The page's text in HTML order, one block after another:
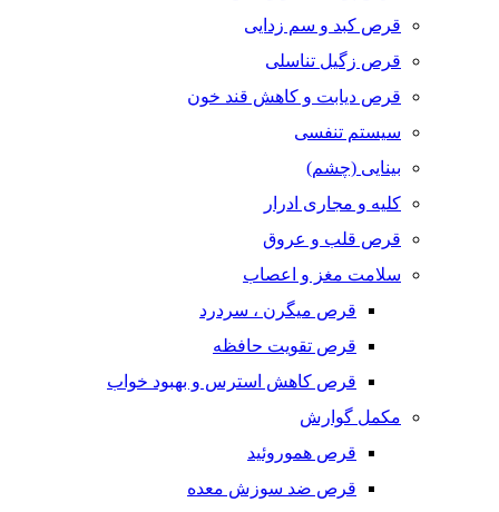
قرص کبد و سم زدایی
قرص زگیل تناسلی
قرص دیابت و کاهش قند خون
سیستم تنفسی
بینایی (چشم)
کلیه و مجاری ادرار
قرص قلب و عروق
سلامت مغز و اعصاب
قرص میگرن ، سردرد
قرص تقویت حافظه
قرص کاهش استرس و بهبود خواب
مکمل گوارش
قرص هموروئید
قرص ضد سوزش معده